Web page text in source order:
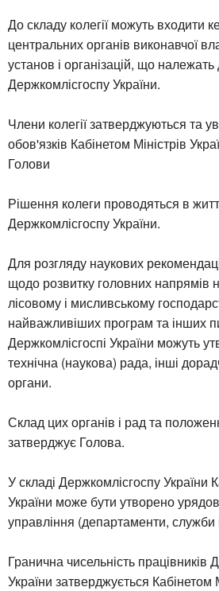
До складу колегії можуть входити
центральних органів виконавчої
установ і організацій, що
Держкомлісгоспу України.
Члени колегії затверджуються та
обов'язків Кабінетом Міністрів
Голови
Рішення колеги проводяться в
Держкомлісгоспу України.
Для розгляду наукових
щодо розвитку головних напрямів
лісовому і мисливському
найважливіших програм та інших
Держкомлісгоспі України можуть
технічна (наукова) рада, інші
органи.
Склад цих органів і рад та
затверджує Голова.
У складі Держкомлісгоспу України
України може бути утворено
управління (департаменти, служби
Гранична чисельність працівників
України затверджується Кабінетом